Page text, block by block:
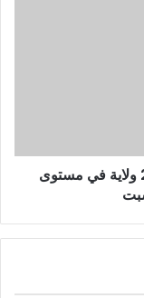
المعهد الوطني للرصد الجوي يصنف 20 ولاية في مستوى